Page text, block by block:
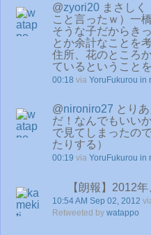
@zyori20 まさし
こと言ったｗ）一
そうな子だからき
とか余計なことを
住所、花のところ
ているということ
00:18 via YoruFukurou in
@nironiro27 とり
だ！なんでもいい
で見てしまったの
たりする）
00:19 via YoruFukurou in
【朗報】2012
10:54 AM Sep 02, 2012
Retweeted by watappo